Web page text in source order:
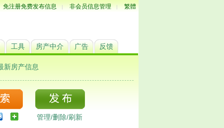
免注册免费发布信息 | 非会员信息管理 | 繁體
工具 房产中介 广告 反馈
新房产信息
管理/删除/刷新